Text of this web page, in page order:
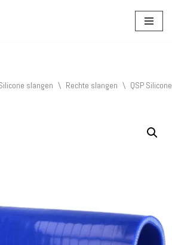
slangen \ Rechte slangen \ QSP